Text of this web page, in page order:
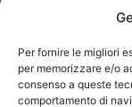
Per fornire le migliori
per memorizzare e/o
consenso a queste
comportamento di
Progetto
Settant’anni di
Isole galleggianti